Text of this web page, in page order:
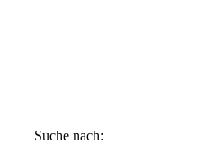
Suche nach: